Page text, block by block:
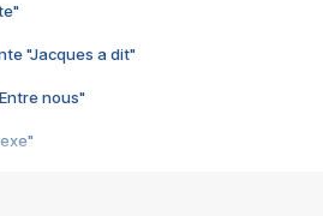
"Jacques a dit"
nous"